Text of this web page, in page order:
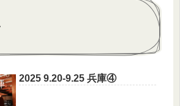
2025 9.20-9.25 兵庫④